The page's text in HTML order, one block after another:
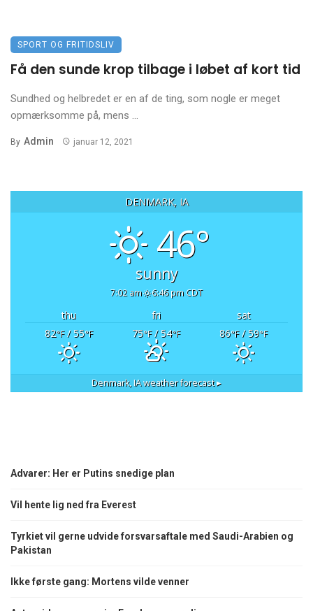
SPORT OG FRITIDSLIV
Få den sunde krop tilbage i løbet af kort tid
Sundhed og helbredet er en af de ting, som nogle er meget
opmærksomme på, mens ...
By Admin januar 12, 2021
DENMARK, IA
46°
sunny
7:02 am 6:46 pm CDT
thu fri
sat
82°F/ 55°F 75°F/ 54°F 86°F/ 59°F
Denmark, IAweather forecast ▸
Advarer: Her er Putins snedige plan
Vil hente lig ned fra Everest
Tyrkiet vil gerne udvide forsvarsaftale med Saudi-Arabien og
Pakistan
Ikke første gang: Mortens vilde venner